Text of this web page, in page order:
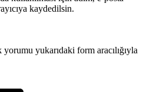
kaydedilsin.
yukarıdaki form aracılığıyla